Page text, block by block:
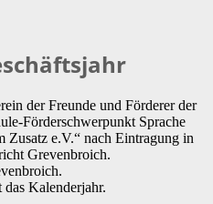
der Freunde und Förderer der
Förderschwerpunkt Sprache
Zusatz e.V.“ nach Eintragung in
Grevenbroich.
das Kalenderjahr.